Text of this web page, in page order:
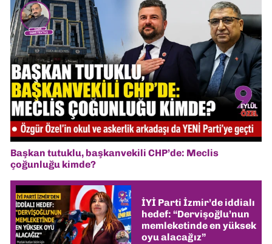
Başkan tutuklu, başkanvekili CHP’de: Meclis
çoğunluğu kimde?
İYİ Parti İzmir’de iddialı
hedef: “Dervişoğlu’nun
memleketinde en yüksek
oyu alacağız”